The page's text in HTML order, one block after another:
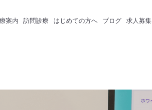
案内 訪問診療 はじめての方へ ブログ 求人募集
歯科衛生士募集